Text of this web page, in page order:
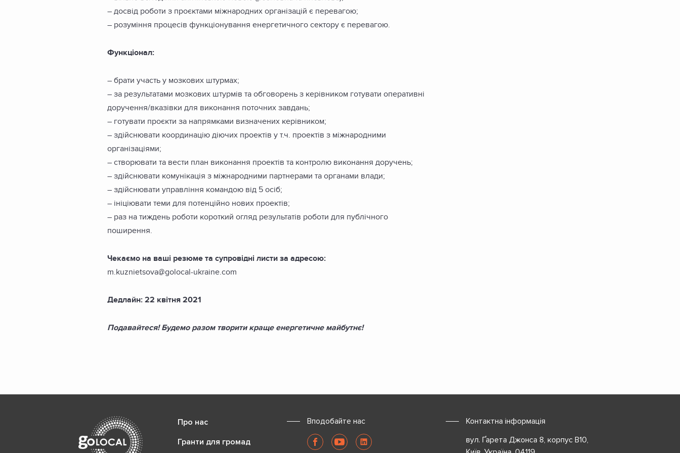
– досвід роботи з проєктами міжнародних організацій є перевагою;
– розуміння процесів функціонування енергетичного сектору є перевагою.
Функціонал:
– брати участь у мозкових штурмах;
– за результатами мозкових штурмів та обговорень з керівником готувати оперативні
доручення/вказівки для виконання поточних завдань;
– готувати проєкти за напрямками визначених керівником;
– здійснювати координацію діючих проектів у т.ч. проектів з міжнародними
організаціями;
– створювати та вести план виконання проектів та контролю виконання доручень;
– здійснювати комунікація з міжнародними партнерами та органами влади;
– здійснювати управління командою від 5 осіб;
– ініціювати теми для потенційно нових проектів;
– раз на тиждень роботи короткий огляд результатів роботи для публічного
поширення.
Чекаємо на ваші резюме та супровідні листи за адресою:
m.kuznietsova@golocal-ukraine.com
Дедлайн: 22 квітня 2021
Подавайтеся! Будемо разом творити краще енергетичне майбутнє!
Про нас
Гранти для громад
Вподобайте нас
Контактна інформація
вул. Ґарета Джонса 8, корпус B10,